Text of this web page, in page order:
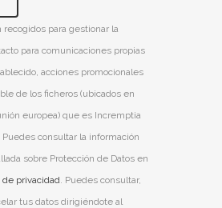
recogidos para gestionar la
para comunicaciones propias
acciones promocionales
de los ficheros (ubicados en
europea) que es Incremptia
Puedes consultar la información
sobre Protección de Datos en
de privacidad. Puedes consultar,
tus datos dirigiéndote al